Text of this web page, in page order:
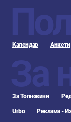
Календар Анкети
За
За Топновини
Urbo Реклама -